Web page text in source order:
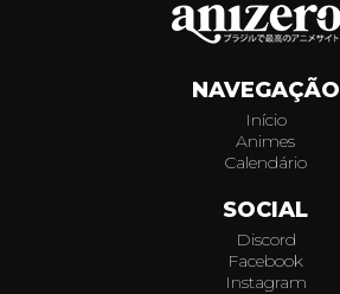
NAVEGAÇÃO
Início
Animes
Calendário
SOCIAL
Discord
Facebook
Instagram